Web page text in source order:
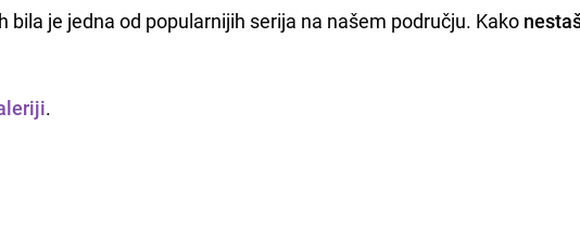
bila je jedna od popularnijih serija na našem području. Kako
.